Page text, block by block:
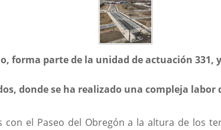
forma parte de la unidad de actuación
donde se ha realizado una compleja
con el Paseo del Obregón a la altura de los